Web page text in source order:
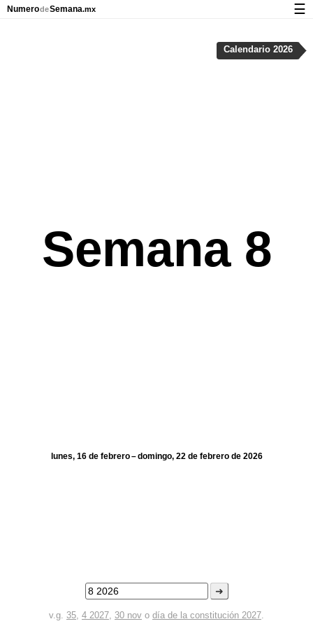
Semana 8
lunes, 16 de febrero – domingo, 22 de febrero de 2026
➜
v.g. 35, 4 2027, 30 nov o día de la constitución 2027.
Calendario 2026
NumerodeSemana.mx ☰